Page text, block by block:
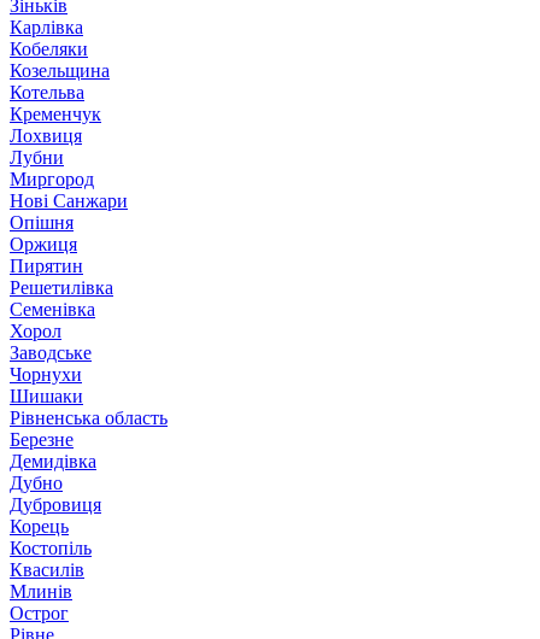
Зіньків
Карлівка
Кобеляки
Козельщина
Котельва
Кременчук
Лохвиця
Лубни
Миргород
Нові Санжари
Опішня
Оржиця
Пирятин
Решетилівка
Семенівка
Хорол
Заводське
Чорнухи
Шишаки
Рівненська область
Березне
Демидівка
Дубно
Дубровиця
Корець
Костопіль
Квасилів
Млинів
Острог
Рівне